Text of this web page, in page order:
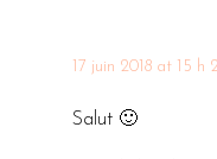
17 juin 2018 at 15 h
Salut 🙂